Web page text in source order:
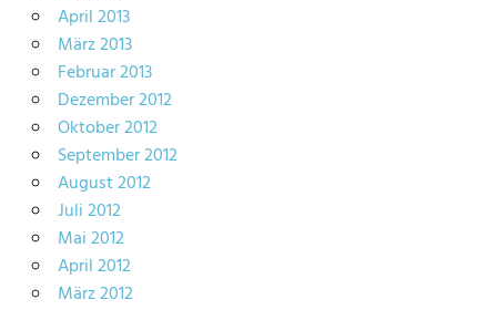
April 2013
März 2013
Februar 2013
Dezember 2012
Oktober 2012
September 2012
August 2012
Juli 2012
Mai 2012
April 2012
März 2012